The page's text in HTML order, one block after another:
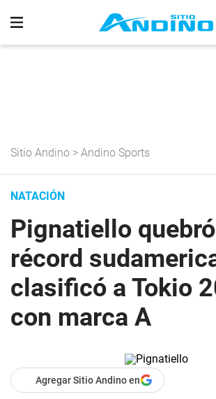
Sitio Andino > Andino Sports
NATACIÓN
Pignatiello quebró
récord
clasificó a Tokio
con marca A
Agregar Sitio Andino en